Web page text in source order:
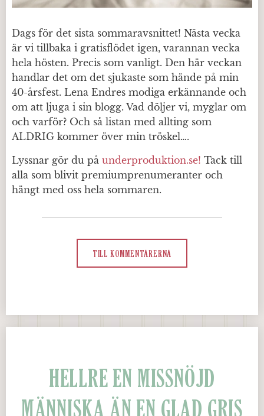
Dags för det sista sommaravsnittet! Nästa vecka
är vi tillbaka i gratisflödet igen, varannan vecka
hela hösten. Precis som vanligt. Den här veckan
handlar det om det sjukaste som hände på min
40-årsfest. Lena Endres modiga erkännande och
om att ljuga i sin blogg. Vad döljer vi, myglar om
och varför? Och så listan med allting som
ALDRIG kommer över min tröskel….
Lyssnar gör du på underproduktion.se! Tack till
alla som blivit premiumprenumeranter och
hängt med oss hela sommaren.
TILL KOMMENTARERNA
HELLRE EN MISSNÖJD